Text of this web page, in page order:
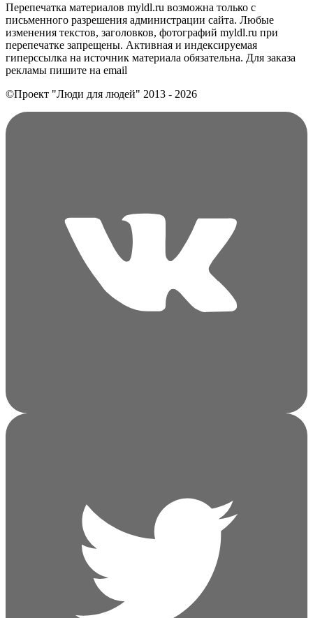
Перепечатка материалов myldl.ru возможна только с
письменного разрешения администрации сайта. Любые
изменения текстов, заголовков, фотографий myldl.ru при
перепечатке запрещены. Активная и индексируемая
гиперссылка на источник материала обязательна. Для заказа
рекламы пишите на еmail
©Проект "Люди для людей" 2013 - 2026